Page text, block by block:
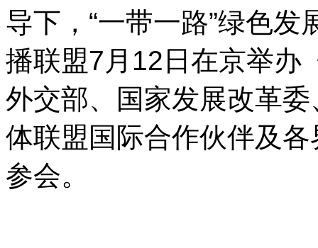
导下，“一带一路”绿色发
播联盟7月12日在京举办
外交部、国家发展改革委
体联盟国际合作伙伴及
参会。